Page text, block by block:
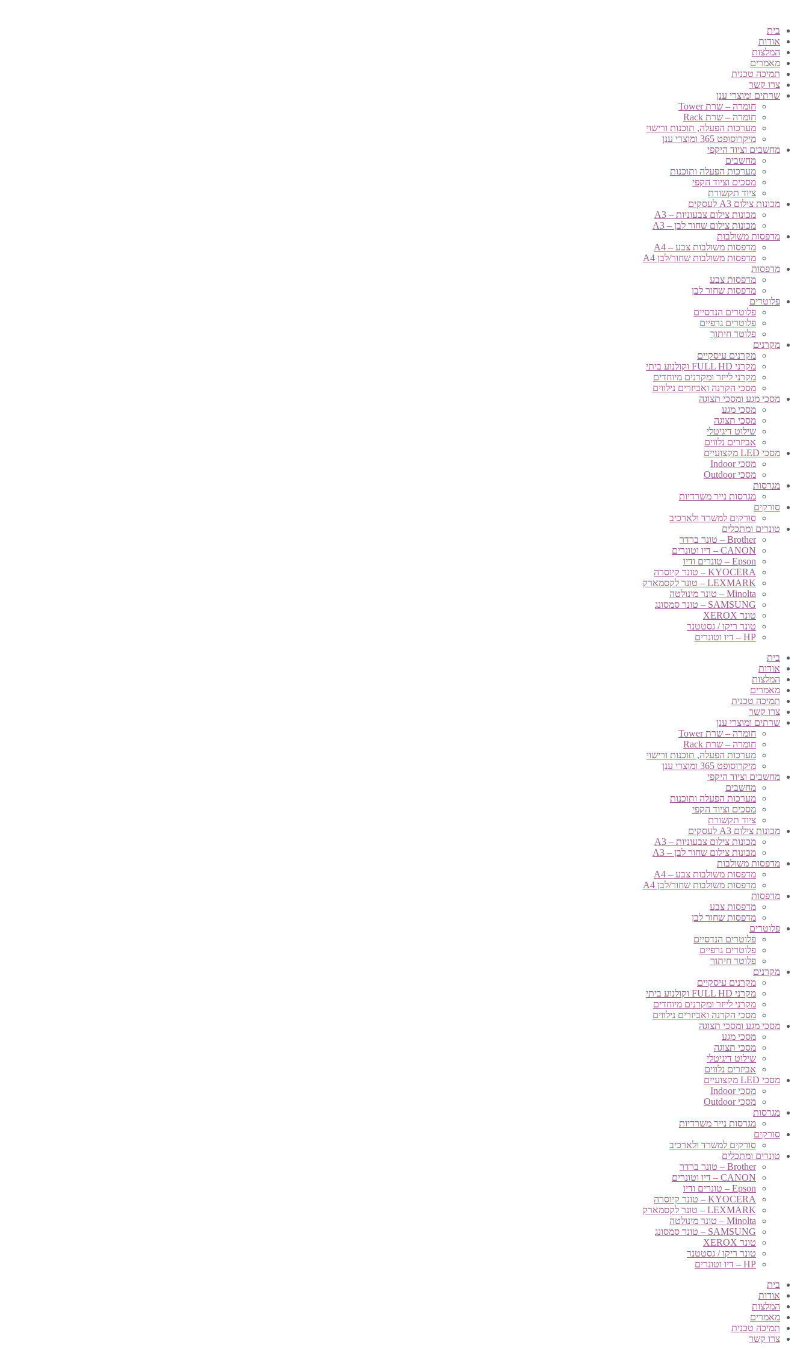
בית
אודות
המלצות
מאמרים
תמיכה טכנית
צרו קשר
שרתים ומוצרי ענן
חומרה – שרת Tower
חומרה – שרת Rack
מערכות הפעלה, תוכנות ורישוי
מיקרוסופט 365 ומוצרי ענן
מחשבים וציוד היקפי
מחשבים
מערכות הפעלה ותוכנות
מסכים וציוד הקפי
ציוד תקשורת
מכונות צילום A3 לעסקים
מכונות צילום צבעוניות – A3
מכונות צילום שחור לבן – A3
מדפסות משולבות
מדפסות משולבות צבע – A4
מדפסות משולבות שחור/לבן A4
מדפסות
מדפסות צבע
מדפסות שחור לבן
פלוטרים
פלוטרים הנדסיים
פלוטרים גרפיים
פלוטר חיתוך
מקרנים
מקרנים עיסקיים
מקרני FULL HD וקולנוע ביתי
מקרני לייזר ומקרנים מיוחדים
מסכי הקרנה ואביזרים נילווים
מסכי מגע ומסכי תצוגה
מסכי מגע
מסכי תצוגה
שילוט דיגיטלי
אביזרים נלווים
מסכי LED מקצועיים
מסכי Indoor
מסכי Outdoor
מגרסות
מגרסות נייר משרדיות
סורקים
סורקים למשרד ולארכיב
טונרים ומתכלים
Brother – טונר ברדר
CANON – דיו וטונרים
Epson – טונרים ודיו
KYOCERA – טונר קיוסרה
LEXMARK – טונר לקסמארק
Minolta – טונר מינולטה
SAMSUNG – טונר סמסונג
טונר XEROX
טונר ריקו / גסטטנר
HP – דיו וטונרים
בית
אודות
המלצות
מאמרים
תמיכה טכנית
צרו קשר
שרתים ומוצרי ענן
חומרה – שרת Tower
חומרה – שרת Rack
מערכות הפעלה, תוכנות ורישוי
מיקרוסופט 365 ומוצרי ענן
מחשבים וציוד היקפי
מחשבים
מערכות הפעלה ותוכנות
מסכים וציוד הקפי
ציוד תקשורת
מכונות צילום A3 לעסקים
מכונות צילום צבעוניות – A3
מכונות צילום שחור לבן – A3
מדפסות משולבות
מדפסות משולבות צבע – A4
מדפסות משולבות שחור/לבן A4
מדפסות
מדפסות צבע
מדפסות שחור לבן
פלוטרים
פלוטרים הנדסיים
פלוטרים גרפיים
פלוטר חיתוך
מקרנים
מקרנים עיסקיים
מקרני FULL HD וקולנוע ביתי
מקרני לייזר ומקרנים מיוחדים
מסכי הקרנה ואביזרים נילווים
מסכי מגע ומסכי תצוגה
מסכי מגע
מסכי תצוגה
שילוט דיגיטלי
אביזרים נלווים
מסכי LED מקצועיים
מסכי Indoor
מסכי Outdoor
מגרסות
מגרסות נייר משרדיות
סורקים
סורקים למשרד ולארכיב
טונרים ומתכלים
Brother – טונר ברדר
CANON – דיו וטונרים
Epson – טונרים ודיו
KYOCERA – טונר קיוסרה
LEXMARK – טונר לקסמארק
Minolta – טונר מינולטה
SAMSUNG – טונר סמסונג
טונר XEROX
טונר ריקו / גסטטנר
HP – דיו וטונרים
בית
אודות
המלצות
מאמרים
תמיכה טכנית
צרו קשר